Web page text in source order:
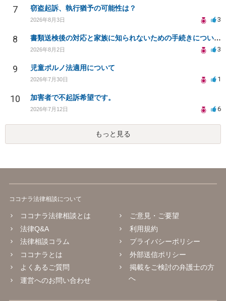
7 窃盗起訴、執行猶予の可能性は？
2026年8月3日 3
8 書類送検後の対応と家族に知られないための手続きについて相談
2026年8月2日 3
9 児童ポルノ法適用について
2026年7月30日 1
10 加害者で不起訴希望です。
2026年7月12日 6
もっと見る
ココナラ法律相談について
ココナラ法律相談とは
法律Q&A
法律相談コラム
ココナラとは
よくあるご質問
運営へのお問い合わせ
ご意見・ご要望
利用規約
プライバシーポリシー
外部送信ポリシー
掲載をご検討の弁護士の方
へ